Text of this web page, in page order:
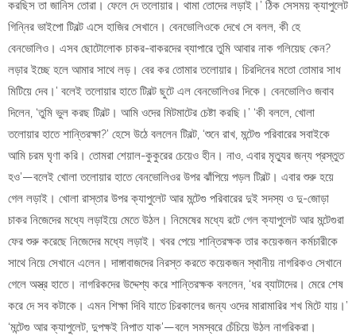
করছিস তা জানিস তোরা। ফেলে দে তলোয়ার। থামা তোদের লড়াই।’ ঠিক সেসময় ক্যাপুলেট
গিন্নির ভাইপো টিবল্ট এসে হাজির সেখানে। বেনভোলিওকে দেখে সে বলল, কী হে
বেনভোলিও। এসব ছোটোলোক চাকর-বাকরদের ব্যাপারে তুমি আবার নাক গলিয়েছ কেন?
লড়ার ইচ্ছে হলে আমার সাথে লড়। বের কর তোমার তলোয়ার। চিরদিনের মতো তোমার সাধ
মিটিয়ে দেব।’ বলেই তলোয়ার হাতে টিবল্ট ছুটে এল বেনভোলিওর দিকে। বেনভোলিও জবাব
দিলেন, ‘তুমি ভুল করছ টিবল্ট। আমি ওদের মিটমাটের চেষ্টা করছি।’ ‘কী বললে, খোলা
তলোয়ার হাতে শান্তিরক্ষা?’ হেসে উঠে বললেন টিবল্ট, ‘শুনে রাখ, মন্টেগু পরিবারের সবাইকে
আমি চরম ঘৃণা করি। তোমরা শেয়াল-কুকুরের চেয়েও হীন। নাও, এবার মৃত্যুর জন্য প্রস্তুত
হও’—বলেই খোলা তলোয়ার হাতে বেনভোলিওর উপর ঝাঁপিয়ে পড়ল টিবল্ট। এবার শুরু হয়ে
গেল লড়াই। খোলা রাস্তার উপর ক্যাপুলেট আর মন্টেগু পরিবারের দুই সদস্য ও দু-জোড়া
চাকর নিজেদের মধ্যে লড়াইয়ে মেতে উঠল। নিমেষের মধ্যে রটে গেল ক্যাপুলেট আর মন্টেগুরা
ফের শুরু করেছে নিজেদের মধ্যে লড়াই। খবর পেয়ে শান্তিরক্ষক তার কয়েকজন কর্মচারীকে
সাথে নিয়ে সেখানে এলেন। দাঙ্গাবাজদের নিরস্ত করতে কয়েকজন স্থানীয় নাগরিকও সেখানে
গেলে অস্ত্র হাতে। নাগরিকদের উদ্দেশ্য করে শান্তিরক্ষক বললেন, ‘ধর ব্যাটাদের। মেরে শেষ
করে দে সব কটাকে। এমন শিক্ষা দিবি যাতে চিরকালের জন্য ওদের মারামারির শখ মিটে যায়।’
‘মন্টেগু আর ক্যাপুলেট, দুপক্ষই নিপাত যাক’—বলে সমস্বরে চেঁচিয়ে উঠল নাগরিকরা।